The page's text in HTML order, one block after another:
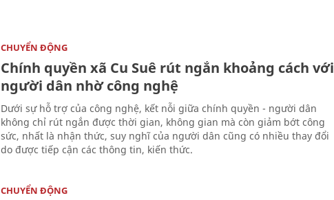
CHUYỂN ĐỘNG
Chính quyền xã Cu Suê rút ngắn khoảng cách với
người dân nhờ công nghệ
Dưới sự hỗ trợ của công nghệ, kết nỗi giữa chính quyền - người dân
không chỉ rút ngắn được thời gian, không gian mà còn giảm bớt công
sức, nhất là nhận thức, suy nghĩ của người dân cũng có nhiều thay đổi
do được tiếp cận các thông tin, kiến thức.
CHUYỂN ĐỘNG